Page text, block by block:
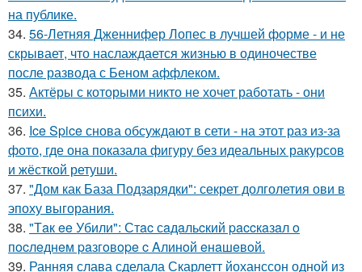
на публике.
34. 56-Летняя Дженнифер Лопес в лучшей форме - и не
скрывает, что наслаждается жизнью в одиночестве
после развода с Беном аффлеком.
35. Актёры с которыми никто не хочет работать - они
психи.
36. Ice Spice снова обсуждают в сети - на этот раз из-за
фото, где она показала фигуру без идеальных ракурсов
и жёсткой ретуши.
37. "Дом как База Подзарядки": секрет долголетия ови в
эпоху выгорания.
38. "Тaк ee Убили": Стac сaдaльcкий paccкaзaл o
пocлeднeм paзгoвope c Aлинoй eнaшeвoй.
39. Ранняя слава сделала Скарлетт йоханссон одной из